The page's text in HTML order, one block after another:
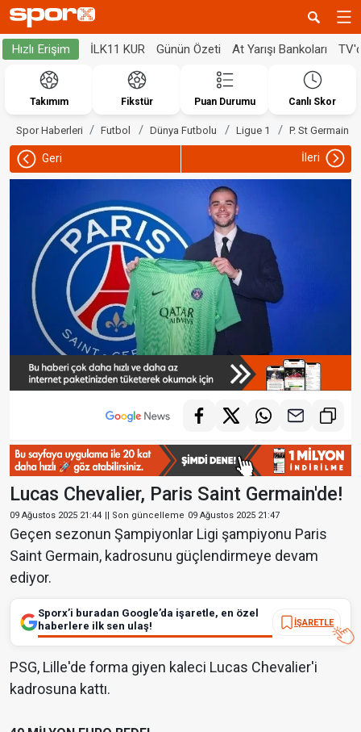
Hızlı Erişim İLK11 KUR Günün Özeti At Yarışı Bankoları
Takımım Fikstür Puan Durumu Canlı Skor
Spor Haberleri Futbol Dünya Futbolu Ligue 1 P. St Germain
Geri İleri
Lucas Chevalier, Paris Saint Germain'de!
09 Ağustos 2025 21:44 || Son güncelleme 09 Ağustos 2025 21:47
Geçen sezonun Şampiyonlar Ligi şampiyonu Paris
Saint Germain, kadrosunu güçlendirmeye devam
ediyor.
Sporx’i buradan Google’da işaretle, en özel
haberlere ilk sen ulaş!
İŞARETLE
PSG, Lille'de forma giyen kaleci Lucas Chevalier'i
kadrosuna kattı.